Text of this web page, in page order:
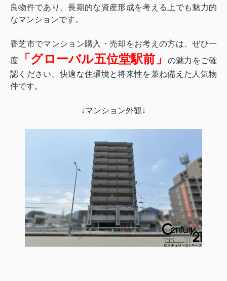
良物件であり、長期的な資産形成を考える上でも魅力的
なマンションです。
香芝市でマンション購入・売却をお考えの方は、ぜひ一
度
「グローバル五位堂駅前 」
の魅力をご確
認ください。快適な住環境と将来性を兼ね備えた人気物
件です。
↓マンション外観↓